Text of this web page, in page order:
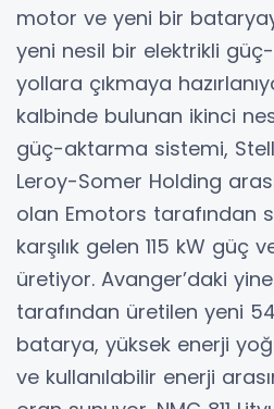
motor ve yeni bir
yeni nesil bir elektrikli
yollara çıkmaya
kalbinde bulunan ikinci
güç-aktarma sistemi,
Leroy-Somer Holding
olan Emotors tarafından
karşılık gelen 115 kW güç
üretiyor. Avanger’daki
tarafından üretilen yeni
batarya, yüksek enerji
ve kullanılabilir enerji